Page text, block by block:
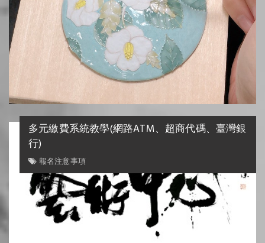
多元繳費系統教學(網路ATM、超商代碼、臺灣銀
行)
報名注意事項